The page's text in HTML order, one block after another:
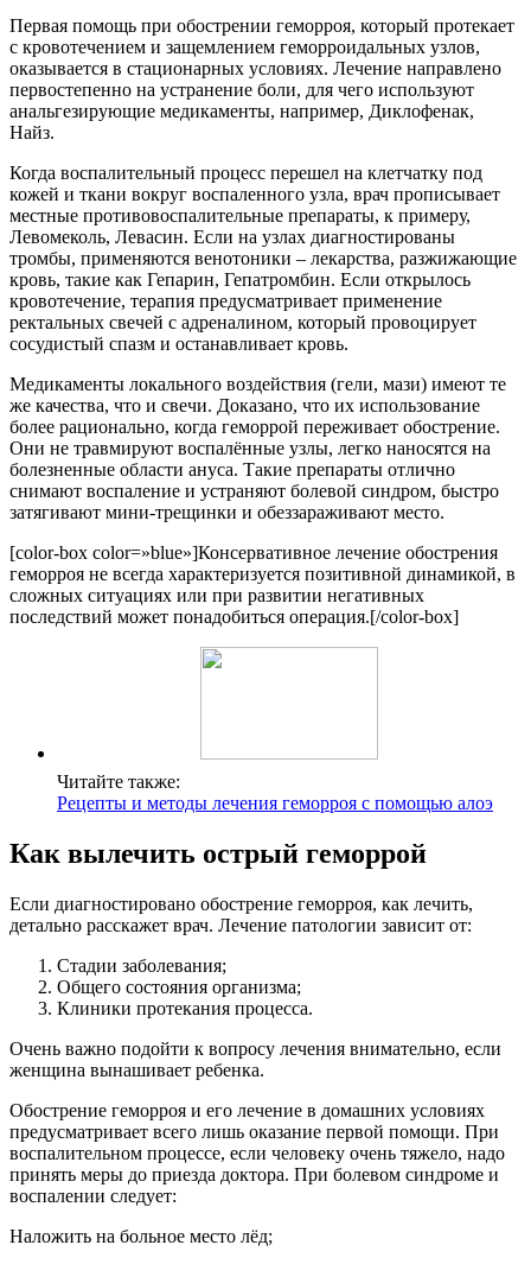
Первая помощь при обострении геморроя, который протекает
с кровотечением и защемлением геморроидальных узлов,
оказывается в стационарных условиях. Лечение направлено
первостепенно на устранение боли, для чего используют
анальгезирующие медикаменты, например, Диклофенак,
Найз.
Когда воспалительный процесс перешел на клетчатку под
кожей и ткани вокруг воспаленного узла, врач прописывает
местные противовоспалительные препараты, к примеру,
Левомеколь, Левасин. Если на узлах диагностированы
тромбы, применяются венотоники – лекарства, разжижающие
кровь, такие как Гепарин, Гепатромбин. Если открылось
кровотечение, терапия предусматривает применение
ректальных свечей с адреналином, который провоцирует
сосудистый спазм и останавливает кровь.
Медикаменты локального воздействия (гели, мази) имеют те
же качества, что и свечи. Доказано, что их использование
более рационально, когда геморрой переживает обострение.
Они не травмируют воспалённые узлы, легко наносятся на
болезненные области ануса. Такие препараты отлично
снимают воспаление и устраняют болевой синдром, быстро
затягивают мини-трещинки и обеззараживают место.
[color-box color=»blue»]Консервативное лечение обострения
геморроя не всегда характеризуется позитивной динамикой, в
сложных ситуациях или при развитии негативных
последствий может понадобиться операция.[/color-box]
Читайте также:
Рецепты и методы лечения геморроя с помощью алоэ
Как вылечить острый геморрой
Если диагностировано обострение геморроя, как лечить,
детально расскажет врач. Лечение патологии зависит от:
Стадии заболевания;
Общего состояния организма;
Клиники протекания процесса.
Очень важно подойти к вопросу лечения внимательно, если
женщина вынашивает ребенка.
Обострение геморроя и его лечение в домашних условиях
предусматривает всего лишь оказание первой помощи. При
воспалительном процессе, если человеку очень тяжело, надо
принять меры до приезда доктора. При болевом синдроме и
воспалении следует:
Наложить на больное место лёд;